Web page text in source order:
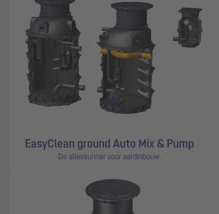
EasyClean ground Auto Mix & Pump
De alleskunner voor aardinbouw.